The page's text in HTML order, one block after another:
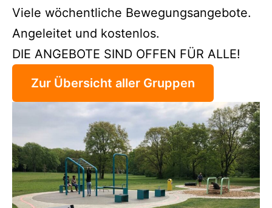
Viele wöchentliche Bewegungsangebote.
Angeleitet und kostenlos.
DIE ANGEBOTE SIND OFFEN FÜR ALLE!
Zur Übersicht aller Gruppen